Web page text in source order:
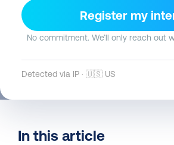
Clíodhna Macfarlane 10 Juin
In this article
Register my
No commitment. We’ll only reach out
Detected via IP · 🇺🇸 US